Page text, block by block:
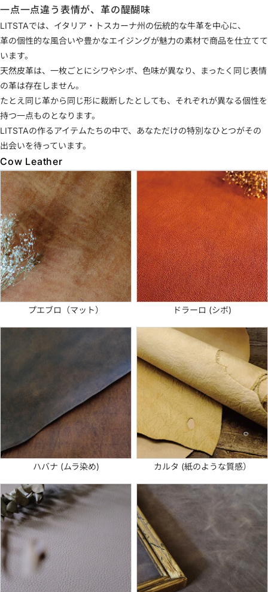
一点一点違う表情が、革の醍醐味
LITSTAでは、イタリア・トスカーナ州の伝統的な牛革を中心に、
革の個性的な風合いや豊かなエイジングが魅力の素材で商品を仕立てて
います。
天然皮革は、一枚ごとにシワやシボ、色味が異なり、まったく同じ表情
の革は存在しません。
たとえ同じ革から同じ形に裁断したとしても、それぞれが異なる個性を
持つ一点ものとなります。
LITSTAの作るアイテムたちの中で、あなただけの特別なひとつがその
出会いを待っています。
Cow Leather
プエブロ（マット） ドラーロ (シボ)
ハバナ (ムラ染め) カルタ (紙のような質感）